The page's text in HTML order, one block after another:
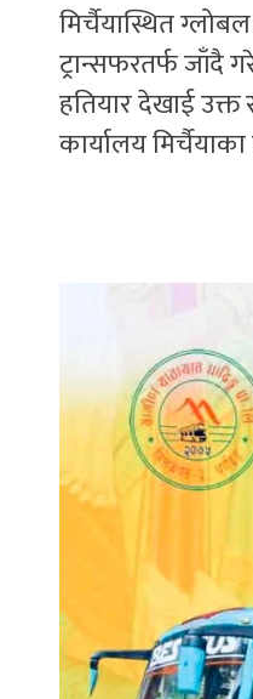
मिर्चैयास्थित
ट्रान्सफरतर्फ जाँदै
हतियार देखाई उक्त
कार्यालय